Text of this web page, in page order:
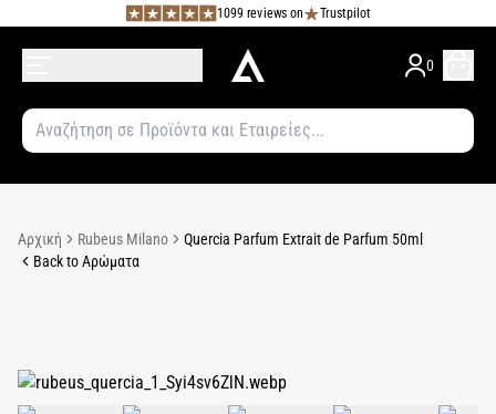
1099 reviews on Trustpilot
0
Αρχική Rubeus Milano
Quercia Parfum Extrait de Parfum 50ml
Back to Αρώματα